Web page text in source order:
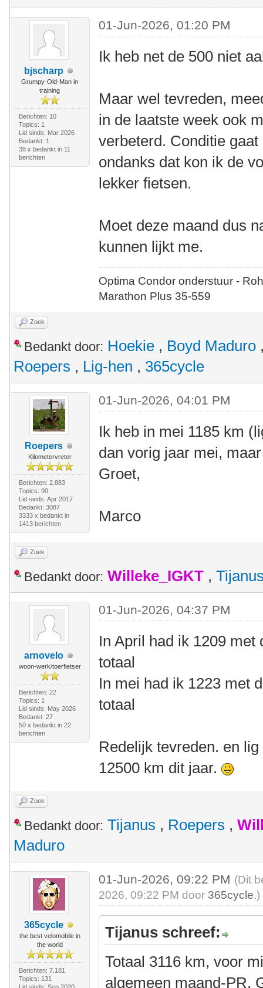
bjscharp
Grumpy-Old-Man in
training
Berichten: 10
Topics: 1
Lid sinds: Mar 2026
Bedankt: 1
38 x bedankt in 11
berichten
01-Jun-2026, 01:20 PM
Ik heb net de 500 niet
Maar wel tevreden,
in de laatste week ook
verbeterd. Conditie
ondanks dat kon ik de
lekker fietsen.
Moet deze maand dus
kunnen lijkt me.
Optima Condor onderstuur -
Marathon Plus 35-559
Zoek
Bedankt door: Hoekie , Boyd Maduro
Roepers , Lig-hen , 365cycle
Roepers
Kilometervreter
Berichten: 2.883
Topics: 90
Lid sinds: Apr 2017
Bedankt: 3087
3333 x bedankt in
1413 berichten
01-Jun-2026, 04:01 PM
Ik heb in mei 1185 km
dan vorig jaar mei,
Groet,
Marco
Zoek
Bedankt door: Willeke_IGKT ,
arnovelo
woon-werk/toerfietser
Berichten: 22
Topics: 1
Lid sinds: May 2026
Bedankt: 27
50 x bedankt in 22
berichten
01-Jun-2026, 04:37 PM
In April had ik 1209 met
totaal
In mei had ik 1223 met
totaal
Redelijk tevreden. en
12500 km dit jaar.
Zoek
Bedankt door: Tijanus , Roepers ,
Maduro
365cycle
the best velomobile in
the world
Berichten: 7.181
Topics: 131
01-Jun-2026, 09:22 PM (Dit
2026, 09:22 PM door 365cycle.)
Tijanus schreef:
Totaal 3116 km, voor
algemeen maand-PR.